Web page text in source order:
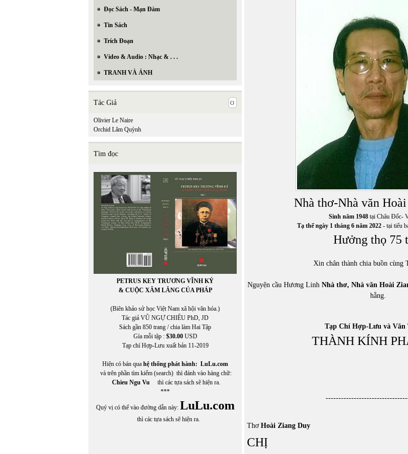
Đọc Sách - Mạn Đàm
Tin Sách
Trích Đoạn
Video & Audio : Nhạc & . . .
TRANH VÀ ẢNH
Tác Giả
Olivier Le Naire
Orchid Lâm Quỳnh
Tìm đọc
PETRUS KEY TRƯƠNG VĨNH KÝ
& CUỘC XÂM LĂNG CỦA PHÁP
(Biên khảo sử học Việt Nam xã hội văn hóa.)
Tác giả VŨ NGỰ CHIÊU PhD, JD
Sách gần 850 trang / chia làm Hai Tập
Gía mỗi tập : $30.00USD
Tạp chí Hợp-Lưu xuất bản 11-2019
Hiện có bán qua hệ thống phát hành: LuLu.com
và trên phần tìm kiếm (search) thì đánh vào hàng chữ:
Chieu Ngu Vu thì các tựa sách sẽ hiện ra.
***
Quý vị có thể vào đường dẫn này: LuLu.com
thì các tựa sách sẽ hiện ra.
Nhà thơ-Nhà văn
Sinh năm 1948tại Châu Đốc-
Tạ thế ngày 1 tháng 6 năm 2022 - tại tiểu
Hưởng thọ 75
Xin chân thành chia buồn cùng
Nguyện cầu Hương LinhNhà thơ, Nhà vănHoài
hằng.
Tạp Chí Hợp-Lưu và Văn
THÀNH KÍNH
ThơHoài Ziang Duy
CHỊ